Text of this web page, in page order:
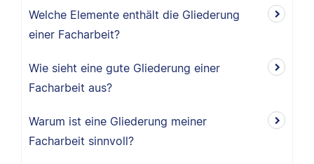
Welche Elemente enthält die Gliederung
einer Facharbeit?
Wie sieht eine gute Gliederung einer
Facharbeit aus?
Warum ist eine Gliederung meiner
Facharbeit sinnvoll?